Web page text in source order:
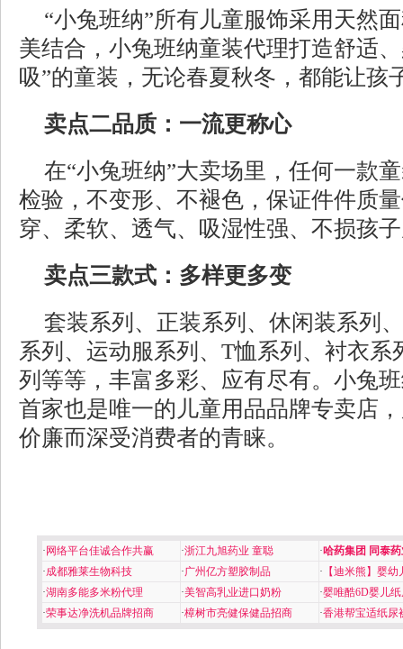
“小兔班纳”所有儿童服饰采用天然
美结合，小兔班纳童装代理打造舒适
吸”的童装，无论春夏秋冬，都能让孩
卖点二品质：一流更称心
在“小兔班纳”大卖场里，任何一款
检验，不变形、不褪色，保证件件质
穿、柔软、透气、吸湿性强、不损孩
卖点三款式：多样更多变
套装系列、正装系列、休闲装系列
系列、运动服系列、T恤系列、衬衣系
列等等，丰富多彩、应有尽有。小兔
首家也是唯一的儿童用品品牌专卖店
价廉而深受消费者的青睐。
· 网络平台佳诚合作共赢 ·浙江九旭药业 童聪 ·哈药集团 同泰
·成都雅莱生物科技 ·广州亿方塑胶制品 · 【迪米熊】婴幼
·湖南多能多米粉代理 ·美智高乳业进口奶粉 ·婴唯酷6D婴儿
·荣事达净洗机品牌招商 ·樟树市亮健保健品招商 ·香港帮宝适纸尿